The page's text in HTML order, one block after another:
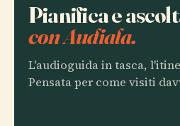
Pianifica e
con Audiala.
L'audioguida in tasca,
Pensata per come visiti